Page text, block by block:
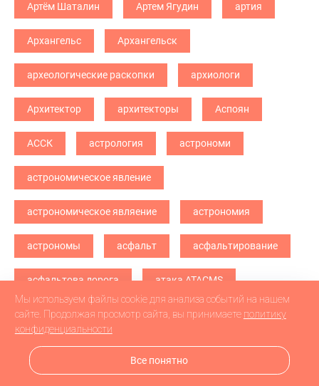
Артём Шаталин Артем Ягудин артия
Архангельс Архангельск
археологические раскопки архиологи
Архитектор архитекторы Аспоян
АССК астрология астрономи
астрономическое явление
астрономическое являение астрономия
астрономы асфальт асфальтирование
асфальтова дорога атака ATACMS
атака БПЛА атака дронв атака дронов
атака дронов БПЛА атака дронов\
Мы используем файлы cookie для анализа событий на нашем
сайте. Продолжая просмотр сайта, вы принимаете политику
конфиденциальности
Все понятно